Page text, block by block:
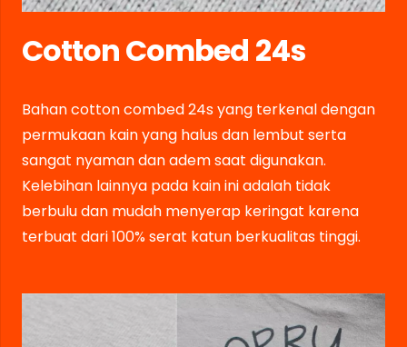
Cotton Combed 24s
Bahan cotton combed 24s yang terkenal dengan
permukaan kain yang halus dan lembut serta
sangat nyaman dan adem saat digunakan.
Kelebihan lainnya pada kain ini adalah tidak
berbulu dan mudah menyerap keringat karena
terbuat dari 100% serat katun berkualitas tinggi.